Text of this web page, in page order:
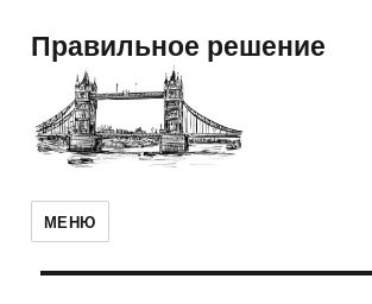
Правильное решение
МЕНЮ